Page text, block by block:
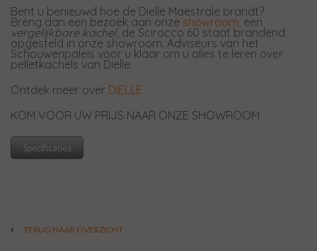
Bent u benieuwd hoe de Dielle Maestrale brandt?
Breng dan een bezoek aan onze showroom , een
vergelijkbare kachel, de Scirocco 60 staat brandend
opgesteld in onze showroom. Adviseurs van het
Schouwenpaleis voor u klaar om u alles te leren over
pelletkachels van Dielle.
Ontdek meer over DIELLE
KOM VOOR UW PRIJS NAAR ONZE SHOWROOM
Specificaties
TERUG NAAR OVERZICHT